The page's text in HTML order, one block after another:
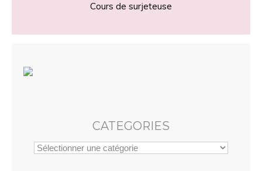
Cours de surjeteuse
CATEGORIES